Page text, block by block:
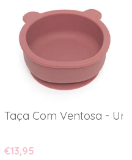
Taça Com Ventosa -
€13,95